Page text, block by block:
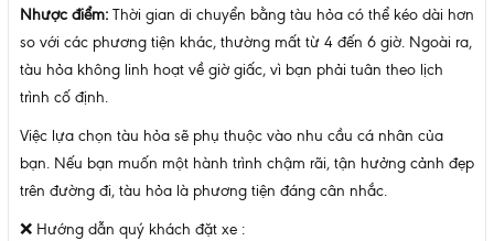
Nhược điểm: Thời gian di chuyển bằng tàu hỏa có thể kéo dài hơn
so với các phương tiện khác, thường mất từ 4 đến 6 giờ. Ngoài ra,
tàu hỏa không linh hoạt về giờ giấc, vì bạn phải tuân theo lịch
trình cố định.
Việc lựa chọn tàu hỏa sẽ phụ thuộc vào nhu cầu cá nhân của
bạn. Nếu bạn muốn một hành trình chậm rãi, tận hưởng cảnh đẹp
trên đường đi, tàu hỏa là phương tiện đáng cân nhắc.
❌ Hướng dẫn quý khách đặt xe :